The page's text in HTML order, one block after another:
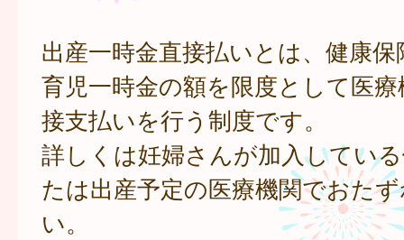
出産一時金直接払いとは、健康
育児一時金の額を限度として医
接支払いを行う制度です。
詳しくは妊婦さんが加入してい
たは出産予定の医療機関でおた
い。